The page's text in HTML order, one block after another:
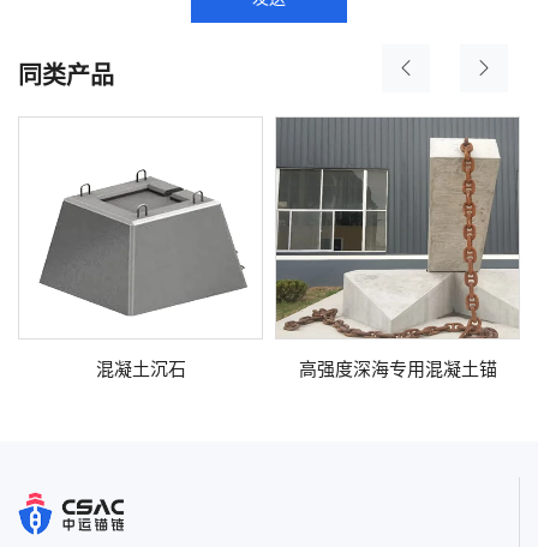
同类产品
混凝土沉石 高强度深海专用混凝土锚